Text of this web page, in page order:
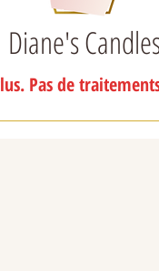
Diane's
Pas de